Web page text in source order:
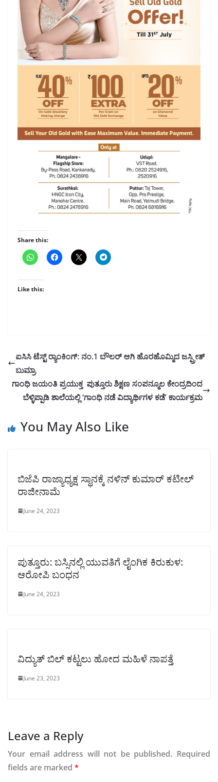
Share this:
Like this:
ಐಸಿಸಿ ಟೆಸ್ಟ್ ರ‍್ಯಾಂಕಿಂಗ್: ನಂ.1 ಬೌಲರ್ ಆಗಿ ಹೊರಹೊಮ್ಮಿದ ಜಸ್ಪ್ರೀತ್
ಬುಮ್ರಾ
ಗಾಂಧಿ ಜಯಂತಿ ಪ್ರಯುಕ್ತ ಪುತ್ತೂರು ಶಿಕ್ಷಣ ಸಂಪನ್ಮೂಲ ಕೇಂದ್ರದಿಂದ
ಬೆಳ್ಳಿಪ್ಪಾಡಿ ಶಾಲೆಯಲ್ಲಿ ‘ಗಾಂಧಿ ನಡೆ ವಿದ್ಯಾರ್ಥಿಗಳ ಕಡೆ’ ಕಾರ್ಯಕ್ರಮ
You May Also Like
ಬಿಜೆಪಿ ರಾಜ್ಯಾಧ್ಯಕ್ಷ ಸ್ಥಾನಕ್ಕೆ ನಳಿನ್ ಕುಮಾರ್ ಕಟೀಲ್
ರಾಜೀನಾಮೆ
June 24, 2023
ಪುತ್ತೂರು: ಬಸ್ಸಿನಲ್ಲಿ ಯುವತಿಗೆ ಲೈಂಗಿಕ ಕಿರುಕುಳ:
ಆರೋಪಿ ಬಂಧನ
June 24, 2023
ವಿದ್ಯುತ್ ಬಿಲ್ ಕಟ್ಟಲು ಹೋದ ಮಹಿಳೆ ನಾಪತ್ತೆ
June 23, 2023
Leave a Reply
Your email address will not be published. Required
fields are marked *